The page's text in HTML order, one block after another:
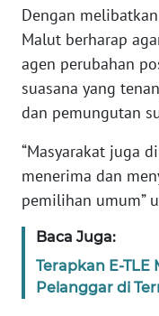
Dengan
Malut berharap
agen perubahan
suasana yang
dan pemungutan
“Masyarakat juga
menerima dan
pemilihan umum”
Baca Juga:
Terapkan E-
Pelanggar di
WN
KEPRI
PAPUA
WN
PAPUA
BARAT
WN
RIAU